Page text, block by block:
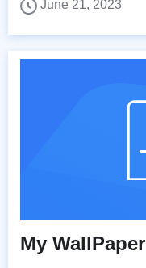
June 21, 2023
My WallPaper